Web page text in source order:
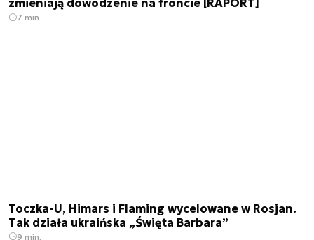
zmieniają dowodzenie na froncie [RAPORT]
7 min.
Toczka-U, Himars i Flaming wycelowane w Rosjan.
Tak działa ukraińska „Święta Barbara”
9 min.